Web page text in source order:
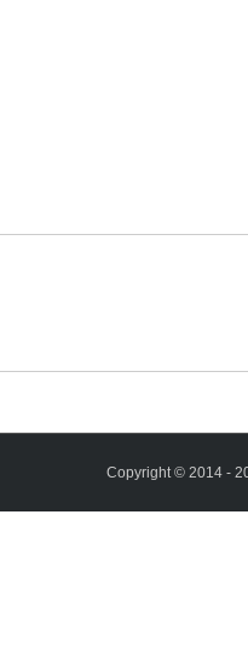
Copyright © 2014 -